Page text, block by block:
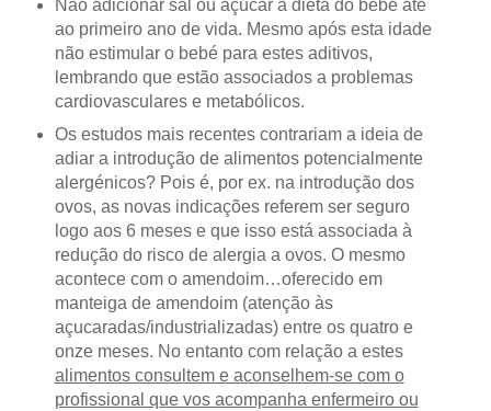
Não adicionar sal ou açúcar à dieta do bebé até
ao primeiro ano de vida. Mesmo após esta idade
não estimular o bebé para estes aditivos,
lembrando que estão associados a problemas
cardiovasculares e metabólicos.
Os estudos mais recentes contrariam a ideia de
adiar a introdução de alimentos potencialmente
alergénicos? Pois é, por ex. na introdução dos
ovos, as novas indicações referem ser seguro
logo aos 6 meses e que isso está associada à
redução do risco de alergia a ovos. O mesmo
acontece com o amendoim…oferecido em
manteiga de amendoim (atenção às
açucaradas/industrializadas) entre os quatro e
onze meses. No entanto com relação a estes
alimentos consultem e aconselhem-se com o
profissional que vos acompanha enfermeiro ou